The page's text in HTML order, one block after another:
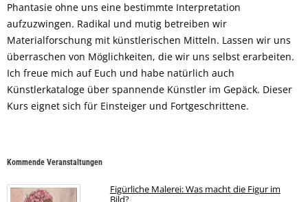
Phantasie ohne uns eine bestimmte Interpretation
aufzuzwingen. Radikal und mutig betreiben wir
Materialforschung mit künstlerischen Mitteln. Lassen wir uns
überraschen von Möglichkeiten, die wir uns selbst erarbeiten.
Ich freue mich auf Euch und habe natürlich auch
Künstlerkataloge über spannende Künstler im Gepäck. Dieser
Kurs eignet sich für Einsteiger und Fortgeschrittene.
Kommende Veranstaltungen
Figürliche Malerei: Was macht die Figur im
Bild?